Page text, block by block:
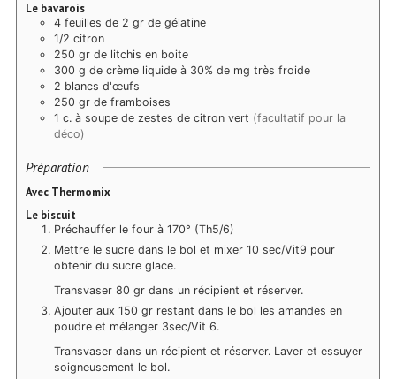
Le bavarois
4 feuilles de 2 gr de gélatine
1/2 citron
250 gr de litchis en boite
300 g de crème liquide à 30% de mg très froide
2 blancs d'œufs
250 gr de framboises
1 c. à soupe de zestes de citron vert (facultatif pour la
déco)
Préparation
Avec Thermomix
Le biscuit
Préchauffer le four à 170° (Th5/6)
Mettre le sucre dans le bol et mixer 10 sec/Vit9 pour
obtenir du sucre glace.
Transvaser 80 gr dans un récipient et réserver.
Ajouter aux 150 gr restant dans le bol les amandes en
poudre et mélanger 3sec/Vit 6.
Transvaser dans un récipient et réserver. Laver et essuyer
soigneusement le bol.